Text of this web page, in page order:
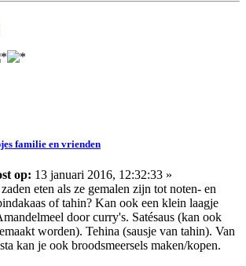
familie en vrienden
op: 13 januari 2016, 12:32:33 »
eten als ze gemalen zijn tot noten- en
of tahin? Kan ook een klein laagje
door curry's. Satésaus (kan ook
worden). Tehina (sausje van tahin). Van
kan je ook broodsmeersels maken/kopen.